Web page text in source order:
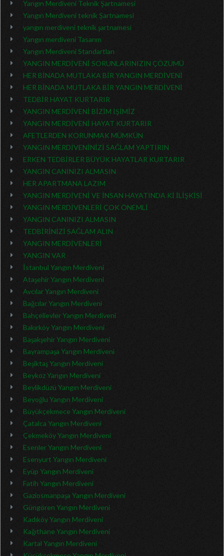
Yangın Merdiveni Teknik Şartnamesi
Yangın Merdiveni teknik Şartnamesi
yangın merdiveni teknik şartnamesi
Yangın merdiveni Tasarım
Yangın Merdiveni Standartları
YANGIN MERDİVENİ SORUNLARINIZIN ÇÖZÜMÜ
HER BİNADA MUTLAKA BİR YANGIN MERDİVENİ
HER BİNADA MUTLAKA BİR YANGIN MERDİVENİ
TEDBİR HAYAT KURTARIR
YANGIN MERDİVENİ BİZİM İŞİMİZ
YANGIN MERDİVENİ HAYAT KURTARIR
AFETLERDEN KORUNMAK MÜMKÜN
YANGIN MERDİVENİNİZİ SAĞLAM YAPTIRIN
ERKEN TEDBİRLER BÜYÜK HAYATLAR KURTARIR
YANGIN CANINIZI ALMASIN
HER APARTMANA LAZIM
YANGIN MERDİVENİ VE İNSAN HAYATINDA Kİ İLİŞKİSİ
YANGIN MERDİVENLERİ ÇOK ÖNEMLİ
YANGIN CANINIZI ALMASIN
TEDBİRİNİZİ SAĞLAM ALIN
YANGIN MERDİVENLERİ
YANGIN VAR
İstanbul Yangın Merdiveni
Ataşehir Yangın Merdiveni
Avcılar Yangın Merdiveni
Bağcılar Yangın Merdiveni
Bahçelievler Yangın Merdiveni
Bakırköy Yangın Merdiveni
Başakşehir Yangın Merdiveni
Bayrampaşa Yangın Merdiveni
Beşiktaş Yangın Merdiveni
Beykoz Yangın Merdiveni
Beylikdüzü Yangın Merdiveni
Beyoğlu Yangın Merdiveni
Büyükçekmece Yangın Merdiveni
Çatalca Yangın Merdiveni
Çekmeköy Yangın Merdiveni
Esenler Yangın Merdiveni
Esenyurt Yangın Merdiveni
Eyüp Yangın Merdiveni
Fatih Yangın Merdiveni
Gaziosmanpaşa Yangın Merdiveni
Güngören Yangın Merdiveni
Kadıköy Yangın Merdiveni
Kağıthane Yangın Merdiveni
Kartal Yangın Merdiveni